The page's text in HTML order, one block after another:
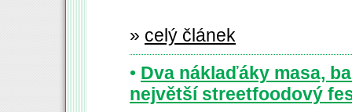
» celý článek
• Dva náklaďáky masa,
největší streetfoodový